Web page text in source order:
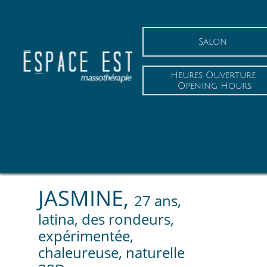
Salon
Heures Ouverture
Opening Hours
JASMINE, 27 ans,
latina, des rondeurs,
expérimentée,
chaleureuse, naturelle